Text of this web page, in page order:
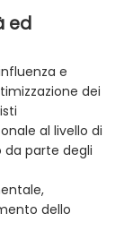
ed
e
dei
al livello di
da parte degli
dello